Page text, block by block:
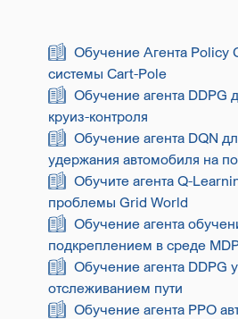
Обучение Агента Policy
системы Cart-Pole
Обучение агента DDPG
круиз-контроля
Обучение агента DQN
удержания автомобиля на
Обучите агента Q-
проблемы Grid World
Обучение агента
подкреплением в среде
Обучение агента DDPG
отслеживанием пути
Обучение агента PPO